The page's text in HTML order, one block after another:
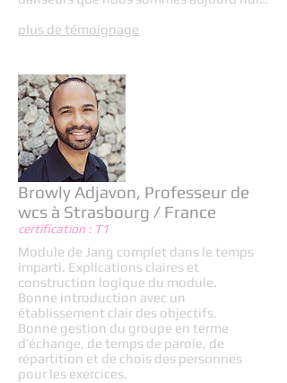
plus de témoignage
Browly Adjavon, Professeur de
wcs à Strasbourg / France
certification : T1
Module de Jang complet dans le temps
imparti. Explications claires et
construction logique du module.
Bonne introduction avec un
établissement clair des objectifs.
Bonne gestion du groupe en terme
d’échange, de temps de parole, de
répartition et de chois des personnes
pour les exercices.